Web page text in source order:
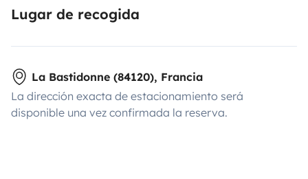
Lugar de recogida
La Bastidonne (84120), Francia
La dirección exacta de estacionamiento será
disponible una vez confirmada la reserva.